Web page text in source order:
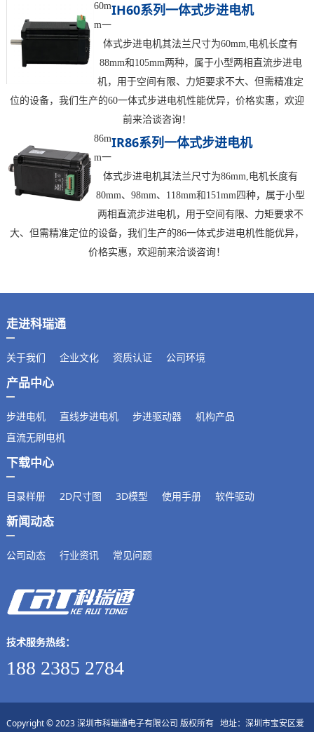
IH60系列一体式步进电机
60m
m一
体式步进电机其法兰尺寸为60mm,电机长度有
88mm和105mm两种，属于小型两相直流步进电
机，用于空间有限、力矩要求不大、但需精准定
位的设备，我们生产的60一体式步进电机性能优异，价格实惠，欢迎
前来洽谈咨询！
IR86系列一体式步进电机
86m
m一
体式步进电机其法兰尺寸为86mm,电机长度有
80mm、98mm、118mm和151mm四种，属于小型
两相直流步进电机，用于空间有限、力矩要求不
大、但需精准定位的设备，我们生产的86一体式步进电机性能优异，
价格实惠，欢迎前来洽谈咨询！
走进科瑞通
关于我们 企业文化 资质认证 公司环境
产品中心
步进电机 直线步进电机 步进驱动器
机构产品
直流无刷电机
下载中心
目录样册 2D尺寸图 3D模型 使用手册 软件驱动
新闻动态
公司动态 行业资讯 常见问题
技术服务热线：
188 2385 2784
Copyright © 2023 深圳市科瑞通电子有限公司 版权所有 地址：深圳市宝安区爱